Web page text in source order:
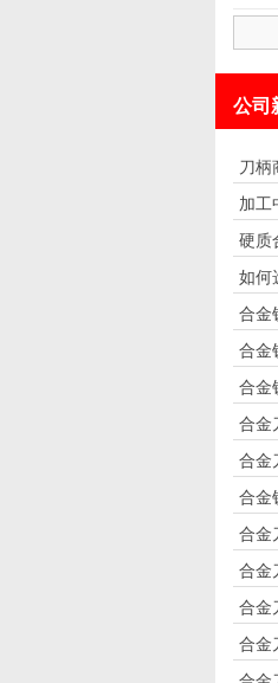
公司
刀柄
硬质
如何
合金
合金
合金
合金
合金
合金